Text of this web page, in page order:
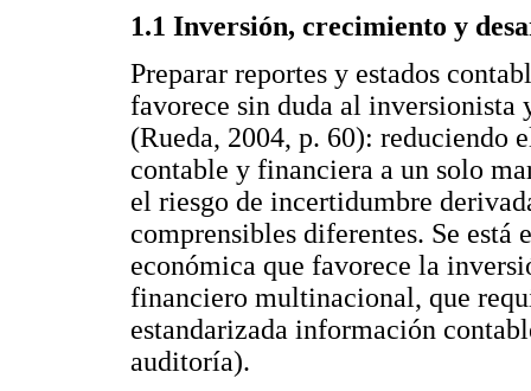
1.1 Inversión, crecimiento y
Preparar reportes y estados
favorece sin duda al inversionista
(Rueda, 2004, p. 60): reduciendo
contable y financiera a un solo
el riesgo de incertidumbre
comprensibles diferentes. Se está
económica que favorece la
financiero multinacional, que
estandarizada información
auditoría).